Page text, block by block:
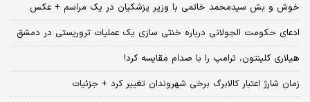
خوش و بش سیدمحمد خاتمی با وزیر پزشکیان در یک مراسم + عکس
ادعای حکومت الجولانی درباره خنثی سازی یک عملیات تروریستی در دمشق
هیلاری کلینتون، ترامپ را با صدام مقایسه کرد!
زمان شارژ اعتبار کالابرگ برخی شهروندان تغییر کرد + جزئیات